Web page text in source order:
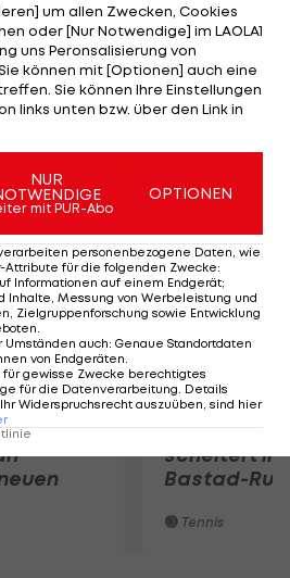
gewinnen konnte. In
Gomelskiy Trophy siegt
(Panathinaikos). Platz
Evgeny Pashutin (Kasan)
Sebastian
scheitert in
Bastad-
Tennis
um allen Zwecken, Cookies
oder [Nur Notwendige] im LAOLA1
uns Peronsalisierung von
können mit [Optionen] auch eine
Sie können Ihre Einstellungen
links unten bzw. über den Link in
NUR
mit PUR-Abo
OPTIONEN
personenbezogene Daten, wie
Attribute für die folgenden Zwecke:
Informationen auf einem Endgerät;
Inhalte, Messung von Werbeleistung und
Zielgruppenforschung sowie Entwicklung
.
auch: Genaue Standortdaten
von Endgeräten.
gewisse Zwecke berechtigtes
für die Datenverarbeitung. Details
Widerspruchsrecht auszuüben, sind hier